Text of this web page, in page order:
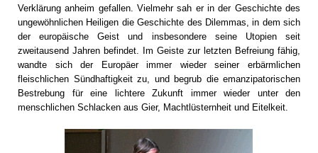
Verklärung anheim gefallen. Vielmehr sah er in der Geschichte des
ungewöhnlichen Heiligen die Geschichte des Dilemmas, in dem sich
der europäische Geist und insbesondere seine Utopien seit
zweitausend Jahren befindet. Im Geiste zur letzten Befreiung fähig,
wandte sich der Europäer immer wieder seiner erbärmlichen
fleischlichen Sündhaftigkeit zu, und begrub die emanzipatorischen
Bestrebung für eine lichtere Zukunft immer wieder unter den
menschlichen Schlacken aus Gier, Machtlüsternheit und Eitelkeit.